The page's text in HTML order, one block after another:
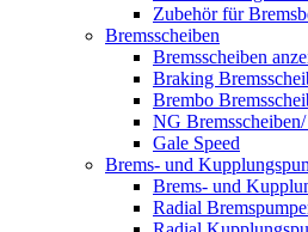
Zubehör für
Bremsscheiben
Bremsscheiben
Braking
Brembo
NG
Gale Speed
Brems- und
Brems- und
Radial